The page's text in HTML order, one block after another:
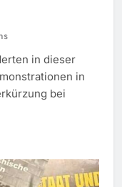
in dieser
in
bei